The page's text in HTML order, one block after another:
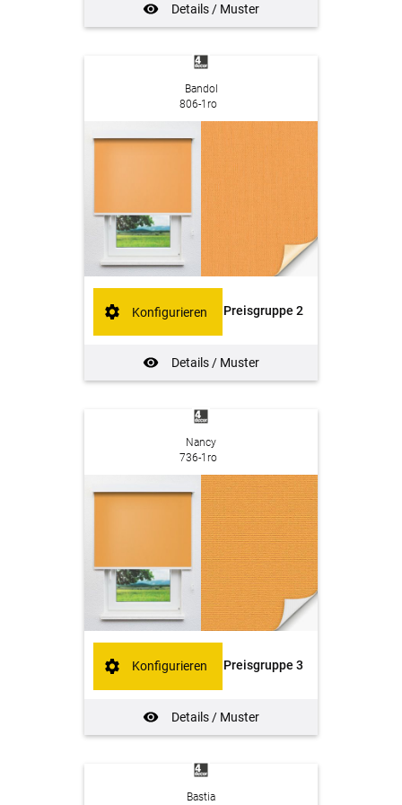
Details / Muster
Bandol
806-1ro
Preisgruppe 2
Details / Muster
Konfigurieren
Nancy
736-1ro
Preisgruppe 3
Details / Muster
Konfigurieren
Bastia